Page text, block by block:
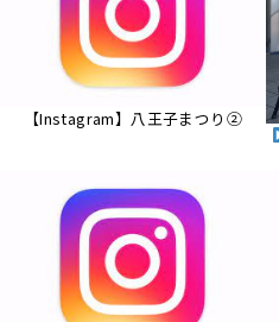
【Instagram】八王子まつり②